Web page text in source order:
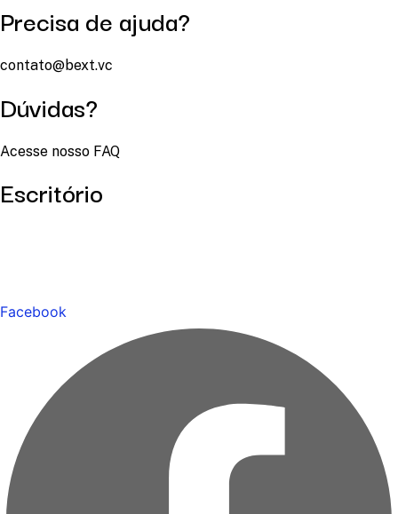
Precisa de ajuda?
contato@bext.vc
Dúvidas?
Acesse nosso FAQ
Escritório
Facebook